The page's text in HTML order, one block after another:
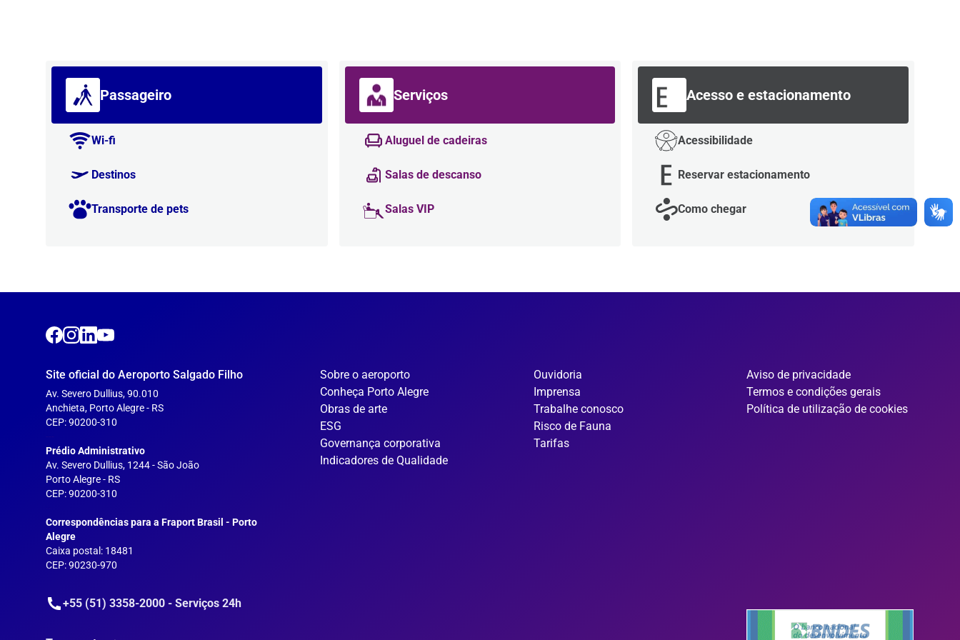
Passageiro
Wi-fi
Destinos
Transporte de pets
Serviços
Aluguel de cadeiras
Salas de descanso
Salas VIP
Acesso e estacionamento
Acessibilidade
Reservar estacionamento
Como chegar
Site oficial do Aeroporto Salgado Filho
Av. Severo Dullius, 90.010
Anchieta, Porto Alegre - RS
CEP: 90200-310
Prédio Administrativo
Av. Severo Dullius, 1244 - São João
Porto Alegre - RS
CEP: 90200-310
Correspondências para a Fraport Brasil - Porto
Alegre
Caixa postal: 18481
CEP: 90230-970
+55 (51) 3358-2000 - Serviços 24h
Sobre o aeroporto
Conheça Porto Alegre
Obras de arte
ESG
Governança corporativa
Indicadores de Qualidade
Ouvidoria
Imprensa
Trabalhe conosco
Risco de Fauna
Tarifas
Aviso de privacidade
Termos e condições gerais
Política de utilização de cookies